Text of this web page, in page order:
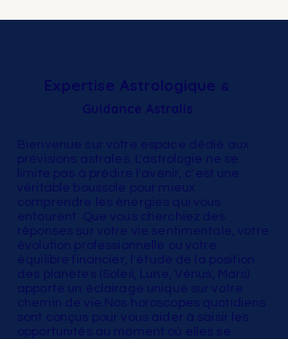
Expertise Astrologique &
Guidance Astralis
Bienvenue sur votre espace dédié aux
prévisions astrales. L'astrologie ne se
limite pas à prédire l'avenir, c'est une
véritable boussole pour mieux
comprendre les énergies qui vous
entourent. Que vous cherchiez des
réponses sur votre vie sentimentale, votre
évolution professionnelle ou votre
équilibre financier, l'étude de la position
des planètes (Soleil, Lune, Vénus, Mars)
apporte un éclairage unique sur votre
chemin de vie.Nos horoscopes quotidiens
sont conçus pour vous aider à saisir les
opportunités au moment où elles se